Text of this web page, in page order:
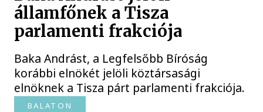
államfőnek a Tisza
parlamenti frakciója
Baka Andrást, a Legfelsőbb Bíróság
korábbi elnökét jelöli köztársasági
elnöknek a Tisza párt parlamenti frakciója.
BALATON